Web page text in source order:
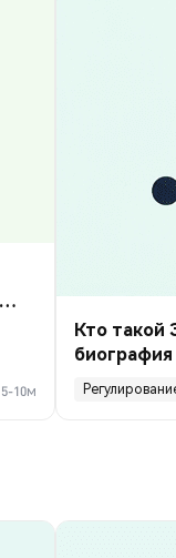
5-10м
Кто такой